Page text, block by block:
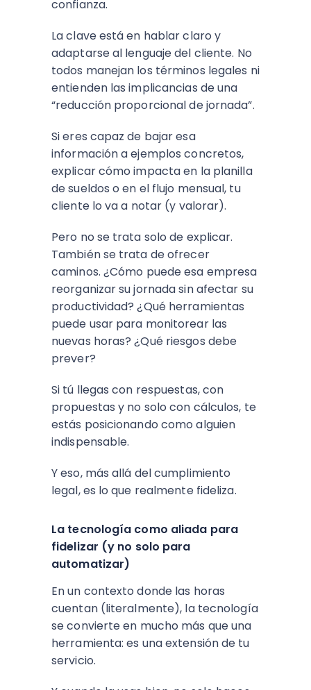
confianza.
La clave está en hablar claro y
adaptarse al lenguaje del cliente. No
todos manejan los términos legales ni
entienden las implicancias de una
“reducción proporcional de jornada”.
Si eres capaz de bajar esa
información a ejemplos concretos,
explicar cómo impacta en la planilla
de sueldos o en el flujo mensual, tu
cliente lo va a notar (y valorar).
Pero no se trata solo de explicar.
También se trata de ofrecer
caminos. ¿Cómo puede esa empresa
reorganizar su jornada sin afectar su
productividad? ¿Qué herramientas
puede usar para monitorear las
nuevas horas? ¿Qué riesgos debe
prever?
Si tú llegas con respuestas, con
propuestas y no solo con cálculos, te
estás posicionando como alguien
indispensable.
Y eso, más allá del cumplimiento
legal, es lo que realmente fideliza.
La tecnología como aliada para
fidelizar (y no solo para
automatizar)
En un contexto donde las horas
cuentan (literalmente), la tecnología
se convierte en mucho más que una
herramienta: es una extensión de tu
servicio.